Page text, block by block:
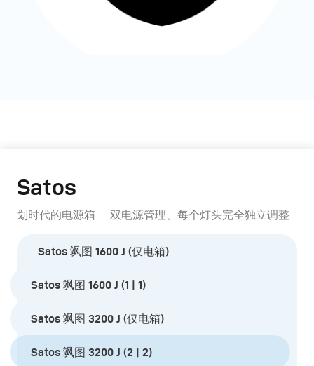
Satos
划时代的电源箱 — 双电源管理、每个灯头完全独立调整
Satos 飒图 1600 J (仅电箱)
Satos 飒图 1600 J (1 | 1)
Satos 飒图 3200 J (仅电箱)
Satos 飒图 3200 J (2 | 2)